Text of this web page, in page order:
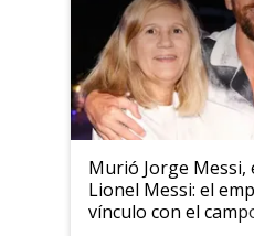
Murió Jorge Messi,
Lionel Messi: el
vínculo con el